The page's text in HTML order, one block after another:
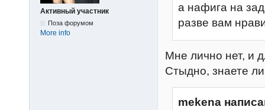
Активный участник
Поза форумом
More info
а нафига на
разве вам
Мне лично нет, и
Стыдно, знаете
mekena